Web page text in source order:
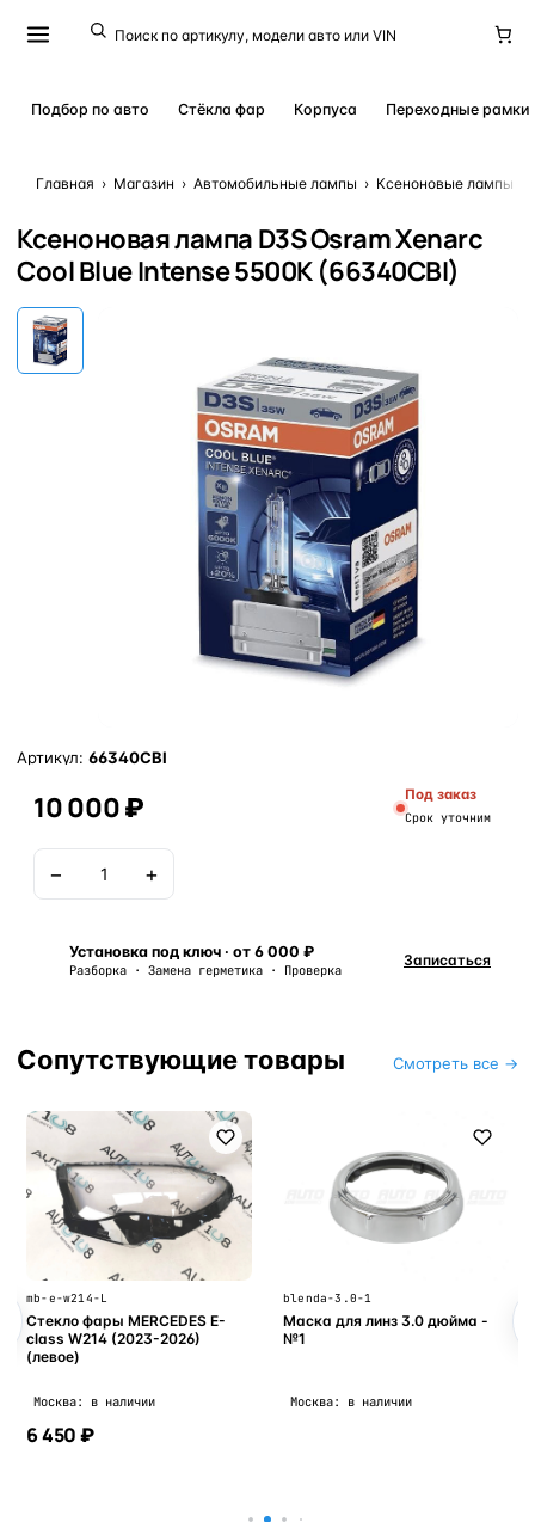
Подбор по авто Стёкла фар Корпуса Переходные рамки
Главная › Магазин › Автомобильные лампы › Ксеноновые лампы
Ксеноновая лампа D3S Osram Xenarc
Cool Blue Intense 5500K (66340CBI)
Артикул: 66340CBI
10 000 ₽ Под заказ
Срок уточним
− +
Установка под ключ · от 6 000 ₽
Разборка · Замена герметика · Проверка
Записаться
Сопутствующие товары Смотреть все →
mb-e-w214-L
Стекло фары MERCEDES E-
class W214 (2023-2026)
(левое)
Москва: в наличии
6 450 ₽
blenda-3.0-1
Маска для линз 3.0 дюйма -
№1
Москва: в наличии